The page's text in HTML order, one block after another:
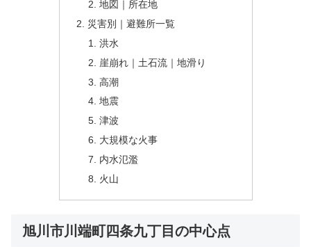
地図｜所在地
災害別｜避難所一覧
洪水
崖崩れ｜土石流｜地滑り
高潮
地震
津波
大規模な火事
内水氾濫
火山
旭川市川端町四条九丁目の中心点